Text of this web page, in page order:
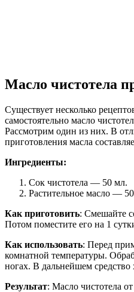
Масло чистотела
Существует несколько
самостоятельно масло
Рассмотрим один из них. В
приготовления масла
Ингредиенты:
Сок чистотела — 50 мл.
Растительное масло —
Как приготовить: Смешайте
Потом поместите его на 1
Как использовать: Перед
комнатной температуры.
ногах. В дальнейшем средство
Результат: Масло чистотела